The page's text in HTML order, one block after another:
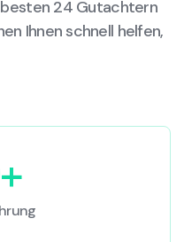
besten 24 Gutachtern
Ihnen schnell helfen,